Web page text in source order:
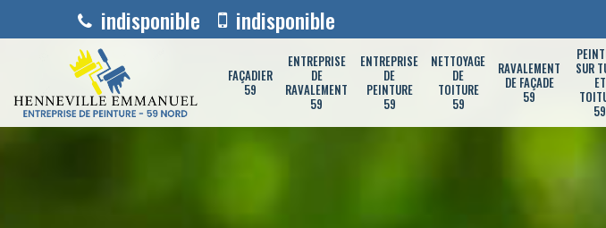
indisponible indisponible
FAÇADIER
59
ENTREPRISE
DE
RAVALEMENT
59
ENTREPRISE
DE
PEINTURE
59
NETTOYAGE
DE
TOITURE
59
RAVALEMENT
DE FAÇADE
59
SUR
ET
59